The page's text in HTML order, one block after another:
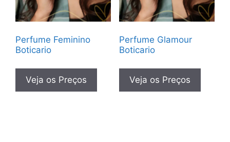
Perfume Feminino
Boticario
Veja os Preços
Perfume Glamour
Boticario
Veja os Preços